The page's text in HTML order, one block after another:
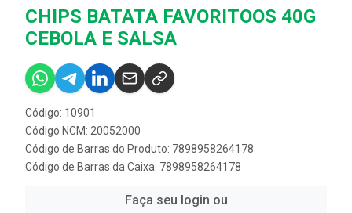
CHIPS BATATA FAVORITOOS 40G
CEBOLA E SALSA
Código: 10901
Código NCM: 20052000
Código de Barras do Produto: 7898958264178
Código de Barras da Caixa: 7898958264178
Faça seu login ou